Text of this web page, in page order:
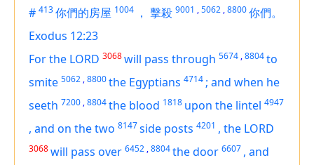
# 413你們的房屋 1004 ， 擊殺 9001 ,5062 ,8800你們。
Exodus 12:23
For the LORD 3068will pass through 5674 ,8804to
smite 5062 ,8800the Egyptians 4714 ; and when he
seeth 7200 ,8804the blood 1818 upon the lintel 4947
, and on the two 8147side posts 4201 , the LORD
3068will pass over 6452 ,8804the door 6607 , and